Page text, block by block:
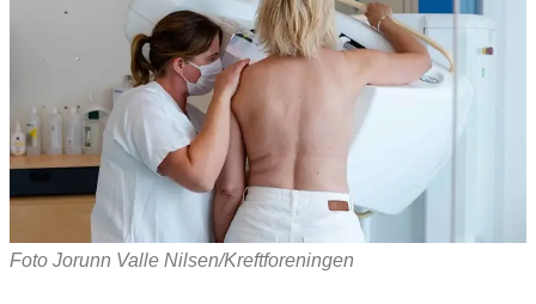
Foto Jorunn Valle Nilsen/Kreftforeningen